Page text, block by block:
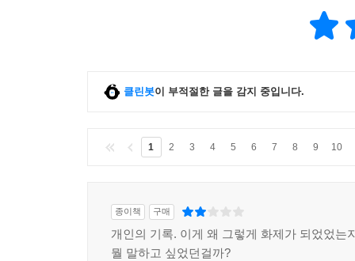
클린봇이 부적절한 글을 감지 중입니다.
1 2 3 4 5 6 7 8 9 10
종이책 구매
개인의 기록. 이게 왜 그렇게 화제가 되었었는
뭘 말하고 싶었던걸까?